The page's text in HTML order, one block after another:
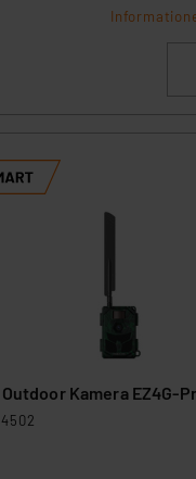
für
Risiken.“
Datenschutzerklärung
Kamera EZ4G-